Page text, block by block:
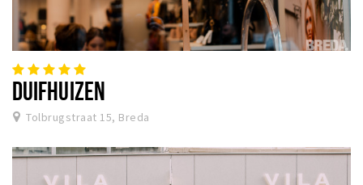
DUIFHUIZEN
Tolbrugstraat 15, Breda